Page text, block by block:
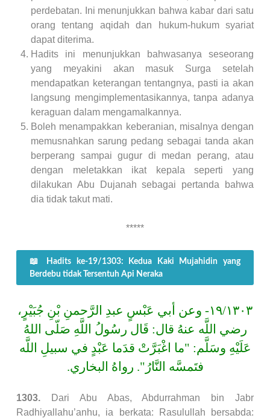
perdebatan. Ini menunjukkan bahwa kabar dari satu
orang tentang aqidah dan hukum-hukum syariat
dapat diterima.
Hadits ini menunjukkan bahwasanya seseorang
yang meyakini akan masuk Surga setelah
mendapatkan keterangan tentangnya, pasti ia akan
langsung mengimplementasikannya, tanpa adanya
keraguan dalam mengamalkannya.
Boleh menampakkan keberanian, misalnya dengan
memusnahkan sarung pedang sebagai tanda akan
berperang sampai gugur di medan perang, atau
dengan meletakkan ikat kepala seperti yang
dilakukan Abu Dujanah sebagai pertanda bahwa
dia tidak takut mati.
*****
📖 Hadits ke-19/1303: Kedua Kaki Mujahidin yang
Berdebu tidak Tersentuh Api Neraka
١٩/١٣٠٣- وعن أبي عَبْسٍ عبدِ الرَّحمنِ بْنِ جُبَيْرٍ،
رضي اللَّه عنهُ قال: قَال رسُولُ اللَّهِ صَلّى اللهُ
عَلَيْهِ وسَلَّم: "ما اغْبَرَّتْ قدَما عَبْدٍ في سبيلِ اللَّه
فتَمسَّه النَّارُ". رواهُ البخاري.
1303. Dari Abu Abas, Abdurrahman bin Jabr
Radhiyallahu’anhu, ia berkata: Rasulullah bersabda: